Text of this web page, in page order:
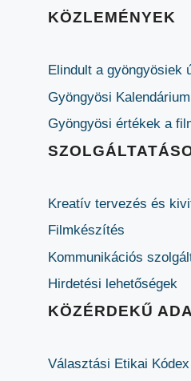
KÖZLEMÉNYEK
Elindult a gyöngyösiek
Gyöngyösi
Gyöngyösi értékek a
Kreatív tervezés és
Filmkészítés
Kommunikációs
Hirdetési lehetőségek
KÖZÉRDEKŰ
Választási Etikai